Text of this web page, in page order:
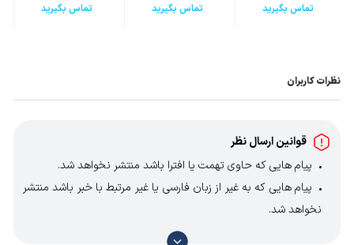
تماس بگیرید تماس بگیرید تماس بگیرید
نظرات کاربران
قوانین ارسال نظر
پیام هایی که حاوی تهمت یا افترا باشد منتشر نخواهد شد.
پیام هایی که به غیر از زبان فارسی یا غیر مرتبط با خبر باشد منتشر
نخواهد شد.
با توجه به آن که امکان موافقت یا مخالفت با محتوای نظرات